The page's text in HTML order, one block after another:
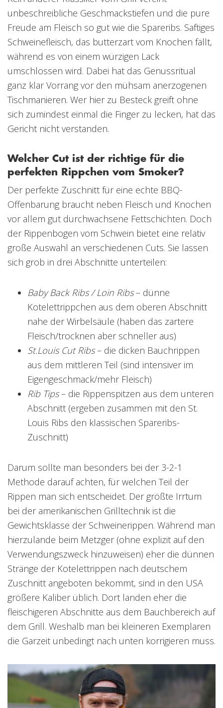
unbeschreibliche Geschmackstiefen und die pure
Freude am Fleisch so gut wie die Spareribs. Saftiges
Schweinefleisch, das butterzart vom Knochen fällt,
während es von einem würzigen Lack
umschlossen wird. Dabei hat das Genussritual
ganz klar Vorrang vor den mühsam anerzogenen
Tischmanieren. Wer hier zu Besteck greift ohne
sich zumindest einmal die Finger zu lecken, hat das
Gericht nicht verstanden.
Welcher Cut ist der richtige für die
perfekten Rippchen vom Smoker?
Der perfekte Zuschnitt für eine echte BBQ-
Offenbarung braucht neben Fleisch und Knochen
vor allem gut durchwachsene Fettschichten. Doch
der Rippenbogen vom Schwein bietet eine relativ
große Auswahl an verschiedenen Cuts. Sie lassen
sich grob in drei Abschnitte unterteilen:
Baby Back Ribs / Loin Ribs– dünne
Kotelettrippchen aus dem oberen Abschnitt
nahe der Wirbelsäule (haben das zartere
Fleisch/trocknen aber schneller aus)
St.Louis Cut Ribs– die dicken Bauchrippen
aus dem mittleren Teil (sind intensiver im
Eigengeschmack/mehr Fleisch)
Rib Tips– die Rippenspitzen aus dem unteren
Abschnitt (ergeben zusammen mit den St.
Louis Ribs den klassischen Spareribs-
Zuschnitt)
Darum sollte man besonders bei der 3-2-1
Methode darauf achten, für welchen Teil der
Rippen man sich entscheidet. Der größte Irrtum
bei der amerikanischen Grilltechnik ist die
Gewichtsklasse der Schweinerippen. Während man
hierzulande beim Metzger (ohne explizit auf den
Verwendungszweck hinzuweisen) eher die dünnen
Stränge der Kotelettrippen nach deutschem
Zuschnitt angeboten bekommt, sind in den USA
größere Kaliber üblich. Dort landen eher die
fleischigeren Abschnitte aus dem Bauchbereich auf
dem Grill. Weshalb man bei kleineren Exemplaren
die Garzeit unbedingt nach unten korrigieren muss.